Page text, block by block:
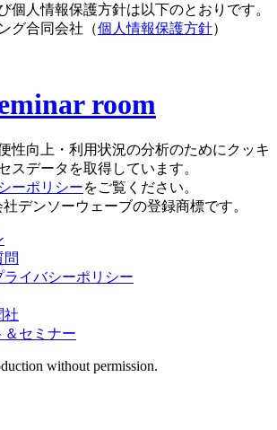
個人情報保護方針は以下のとおりです。
グ合同会社（個人情報保護方針）
性向上・利用状況の分析のためにクッキ
スデータを取得しています。
ーポリシーをご覧ください。
デンソーウェーブの登録商標です。
問
イバシーポリシー
社
＆セミナー
without permission.